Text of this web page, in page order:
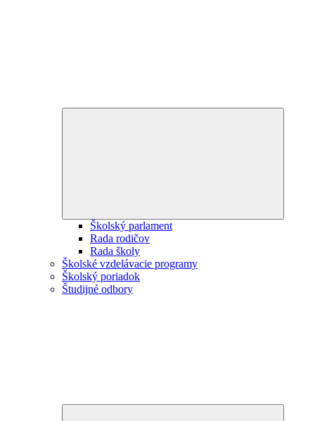
Školský parlament
Rada rodičov
Rada školy
Školské vzdelávacie programy
Školský poriadok
Študijné odbory